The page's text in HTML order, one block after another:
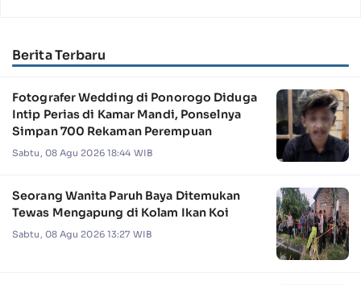
Berita Terbaru
Fotografer Wedding di Ponorogo Diduga
Intip Perias di Kamar Mandi, Ponselnya
Simpan 700 Rekaman Perempuan
Sabtu, 08 Agu 2026 18:44 WIB
Seorang Wanita Paruh Baya Ditemukan
Tewas Mengapung di Kolam Ikan Koi
Sabtu, 08 Agu 2026 13:27 WIB